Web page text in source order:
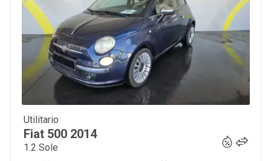
Utilitario
Fiat 500 2014
1.2 Sole